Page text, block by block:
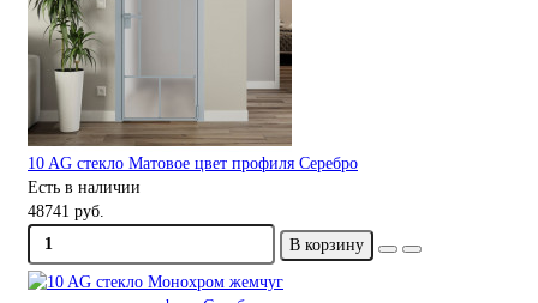
10 AG стекло Матовое цвет профиля Серебро
Есть в наличии
48741 руб.
В корзину